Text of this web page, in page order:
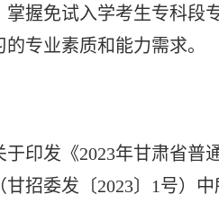
握免试入学考生专科段
专业素质和能力需求。
于印发《2023年甘肃省普
（甘招委发〔2023〕1号）